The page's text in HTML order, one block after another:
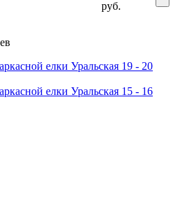
руб.
елки Уральская 19 - 20
елки Уральская 15 - 16